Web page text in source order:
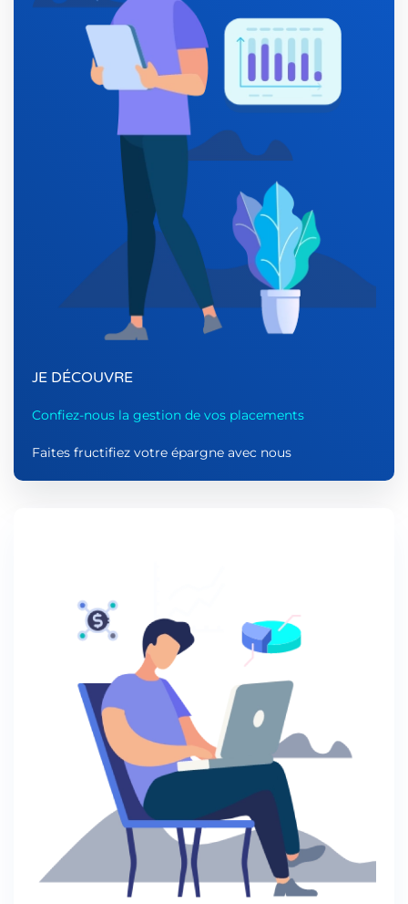
JE DÉCOUVRE
Confiez-nous la gestion de vos placements
Faites fructifiez votre épargne avec nous